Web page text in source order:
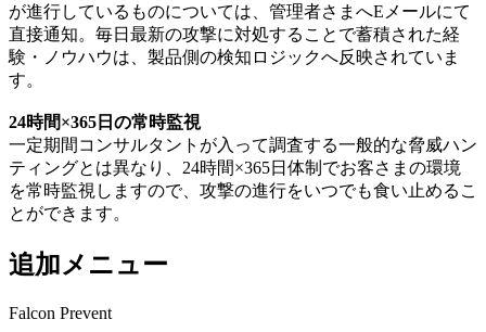
が進行しているものについては、管理者さまへEメールにて
直接通知。毎日最新の攻撃に対処することで蓄積された経
験・ノウハウは、製品側の検知ロジックへ反映されていま
す。
24時間×365日の常時監視
一定期間コンサルタントが入って調査する一般的な脅威ハン
ティングとは異なり、24時間×365日体制でお客さまの環境
を常時監視しますので、攻撃の進行をいつでも食い止めるこ
とができます。
追加メニュー
Falcon Prevent